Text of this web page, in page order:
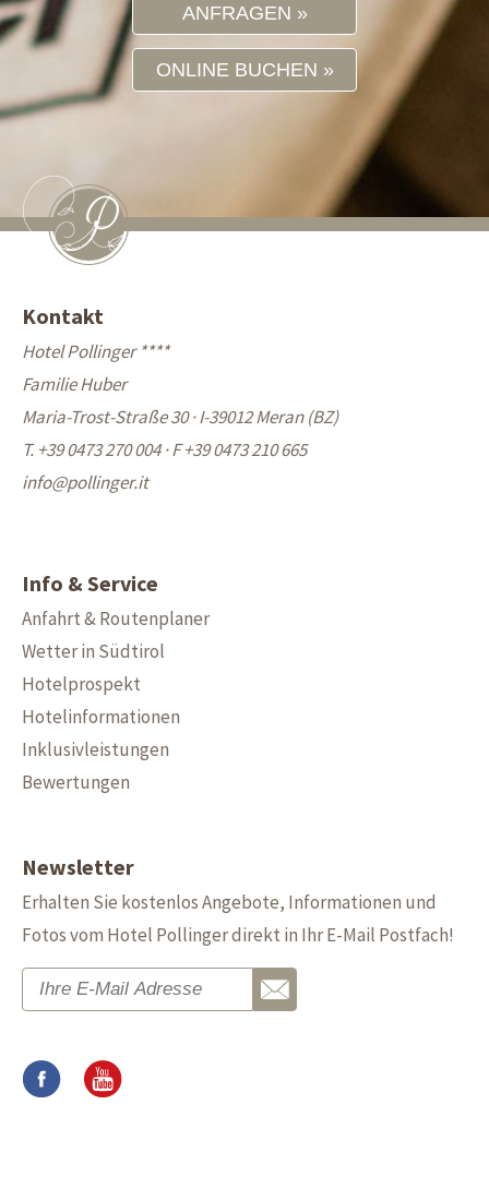
ANFRAGEN
ONLINE BUCHEN
Kontakt
Hotel Pollinger ****
Familie Huber
Maria-Trost-Straße 30 · I-39012 Meran (BZ)
T. +39 0473 270 004·F +39 0473 210 665
info@pollinger.it
Info & Service
Anfahrt & Routenplaner
Wetter in Südtirol
Hotelprospekt
Hotelinformationen
Inklusivleistungen
Bewertungen
Newsletter
Erhalten Sie kostenlos Angebote, Informationen und
Fotos vom Hotel Pollinger direkt in Ihr E-Mail Postfach!